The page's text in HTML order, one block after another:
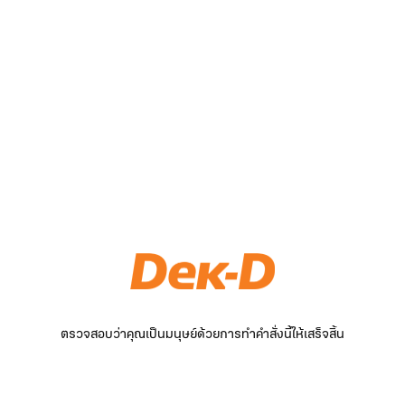
ตรวจสอบว่าคุณเป็นมนุษย์ด้วยการทำคำสั่งนี้ให้เสร็จสิ้น